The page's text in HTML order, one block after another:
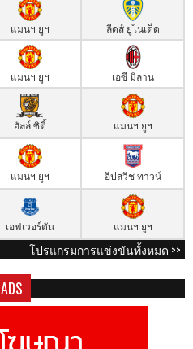
แมนฯ ยูฯ ลีดส์ ยูไนเต็ด
แมนฯ ยูฯ เอซี มิลาน
ฮัลล์ ซิตี้ แมนฯ ยูฯ
แมนฯ ยูฯ อิปสวิช ทาวน์
เอฟเวอร์ตัน แมนฯ ยูฯ
โปรแกรมการแข่งขันทั้งหมด >>
ADS